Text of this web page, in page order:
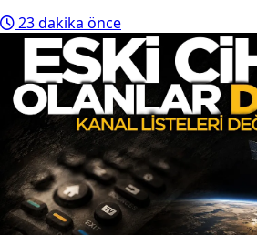
23 dakika önce